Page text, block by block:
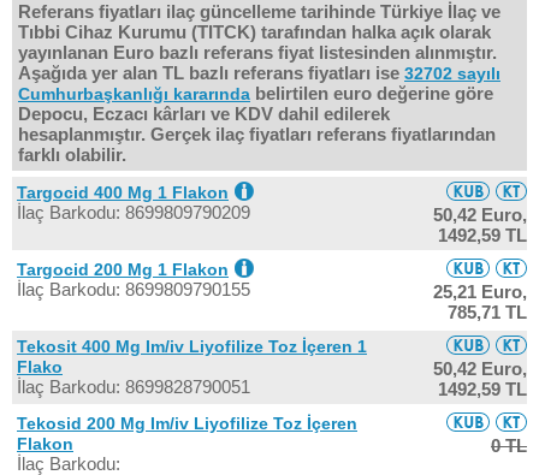
Referans fiyatları ilaç güncelleme tarihinde Türkiye İlaç ve
Tıbbi Cihaz Kurumu (TITCK) tarafından halka açık olarak
yayınlanan Euro bazlı referans fiyat listesinden alınmıştır.
Aşağıda yer alan TL bazlı referans fiyatları ise 32702 sayılı
Cumhurbaşkanlığı kararında belirtilen euro değerine göre
Depocu, Eczacı kârları ve KDV dahil edilerek
hesaplanmıştır. Gerçek ilaç fiyatları referans fiyatlarından
farklı olabilir.
Targocid 400 Mg 1 Flakon
İlaç Barkodu: 8699809790209
50,42 Euro,
1492,59 TL
Targocid 200 Mg 1 Flakon
İlaç Barkodu: 8699809790155
25,21 Euro,
785,71 TL
Tekosit 400 Mg Im/iv Liyofilize Toz İçeren 1
Flako
İlaç Barkodu: 8699828790051
50,42 Euro,
1492,59 TL
Tekosid 200 Mg Im/iv Liyofilize Toz İçeren
Flakon
İlaç Barkodu:
0 TL